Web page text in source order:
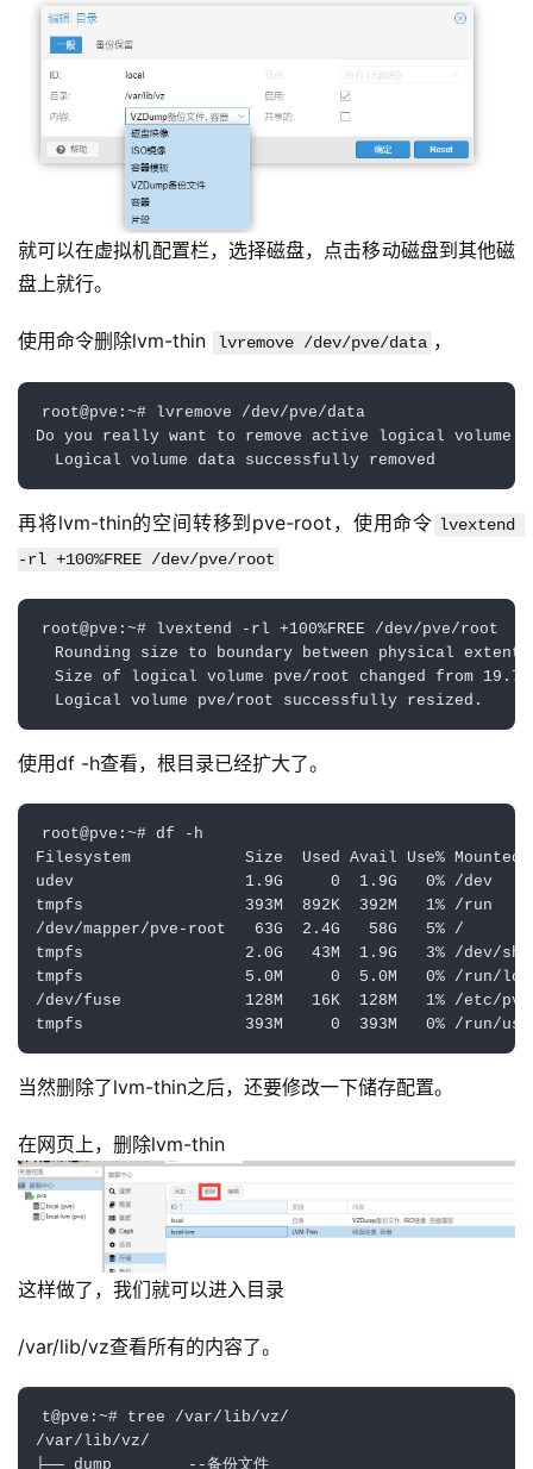
问
答
快
标
云
登录 注册
就可以在虚拟机配置栏，选择磁盘，点击移动磁盘到其他磁
盘上就行。
使用命令删除lvm-thin lvremove /dev/pve/data ，
root@pve:~# lvremove /dev/pve/data
Do you really want to remove active logical
  Logical volume data successfully removed
再将lvm-thin的空间转移到pve-root，使用命令 lvextend
-rl +100%FREE /dev/pve/root
root@pve:~# lvextend -rl +100%FREE /dev/pve/root
Rounding size to boundary between physical
Size of logical volume pve/root changed from
  Logical volume pve/root successfully resized.
使用df -h查看，根目录已经扩大了。
root@pve:~# df -h
Filesystem            Size  Used Avail Use% Mounted
udev                  1.9G     0  1.9G   0% /dev
tmpfs                 393M  892K  392M   1% /run
/dev/mapper/pve-root   63G  2.4G   58G   5% /
tmpfs                 2.0G   43M  1.9G   3% /dev/shm
tmpfs                 5.0M     0  5.0M   0% /run/
/dev/fuse             128M   16K  128M   1% /etc/pve
tmpfs                 393M     0  393M   0% /run/
当然删除了lvm-thin之后，还要修改一下储存配置。
在网页上，删除lvm-thin
这样做了，我们就可以进入目录
/var/lib/vz查看所有的内容了。
t@pve:~# tree /var/lib/vz/
/var/lib/vz/
├── dump        --备份文件